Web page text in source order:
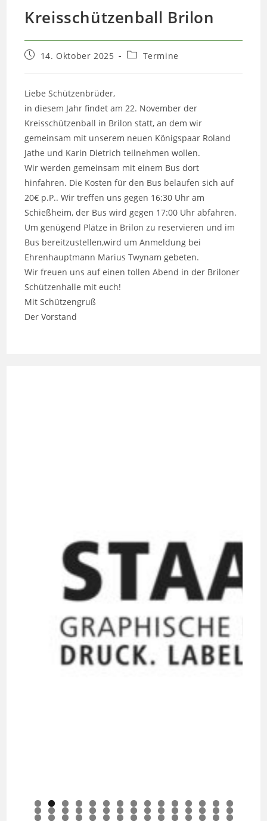
Kreisschützenball Brilon
Beitrag14. Oktober 2025
Beitrags-
Termine
Liebe Schützenbrüder,
in diesem Jahr findet am 22. November der
Kreisschützenball in Brilon statt, an dem wir
gemeinsam mit unserem neuen Königspaar Roland
Jathe und Karin Dietrich teilnehmen wollen.
Wir werden gemeinsam mit einem Bus dort
hinfahren. Die Kosten für den Bus belaufen sich auf
20€ p.P.. Wir treffen uns gegen 16:30 Uhr am
Schießheim, der Bus wird gegen 17:00 Uhr abfahren.
Um genügend Plätze in Brilon zu reservieren und im
Bus bereitzustellen,wird um Anmeldung bei
Ehrenhauptmann Marius Twynam gebeten.
Wir freuen uns auf einen tollen Abend in der Briloner
Schützenhalle mit euch!
Mit Schützengruß
Der Vorstand
0 1 2 3 4 5
6 7 8 9 0 1 2 3 4 5 6 7 8 9 0